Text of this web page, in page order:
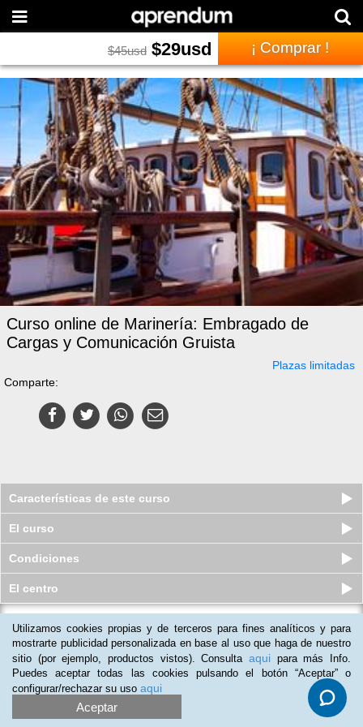
$45usd $29usd ¡ Comprar !
Curso online de Marinería: Embragado de
Cargas y Comunicación Gruista
Plazas limitadas
Comparte:
Características de este curso
El curso
Condiciones
El centro
Curso de Mantenimiento de
Instalaciones de Suministro de Agua
...
Plazas limitadas
45usd
Utilizamos cookies propias y de terceros para fines analíticos y para
mostrarte publicidad personalizada en base al uso que haga de nuestro
sitio (por ejemplo, productos vistos). Consulta aqui para más Info.
Puedes aceptar todas las cookies pulsando el botón “Aceptar” o
configurar/rechazar su uso aqui
Aceptar